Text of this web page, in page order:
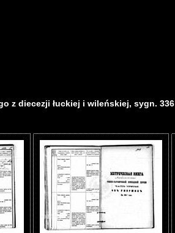
z diecezji łuckiej i wileńskiej, sygn. 336